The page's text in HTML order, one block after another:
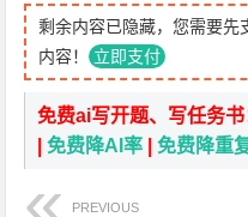
剩余内容已隐藏，您需要先
内容！ 立即支付
免费ai写开题、写任务
|免费降AI率 |免费降重
PREVIOUS